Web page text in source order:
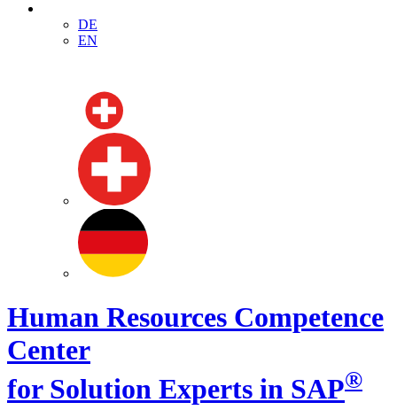
DE
EN
Human Resources Competence
Center
for Solution Experts in SAP®